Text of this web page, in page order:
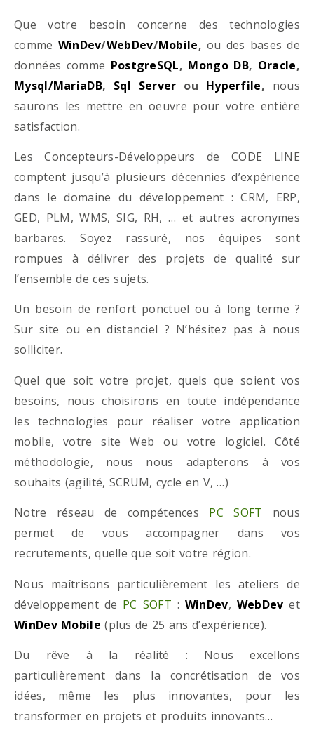
Que votre besoin concerne des technologies
comme WinDev/WebDev/Mobile, ou des bases de
données comme PostgreSQL, Mongo DB, Oracle,
Mysql/MariaDB, Sql Server ou Hyperfile, nous
saurons les mettre en oeuvre pour votre entière
satisfaction.
Les Concepteurs-Développeurs de CODE LINE
comptent jusqu’à plusieurs décennies d’expérience
dans le domaine du développement : CRM, ERP,
GED, PLM, WMS, SIG, RH, … et autres acronymes
barbares. Soyez rassuré, nos équipes sont
rompues à délivrer des projets de qualité sur
l’ensemble de ces sujets.
Un besoin de renfort ponctuel ou à long terme ?
Sur site ou en distanciel ? N’hésitez pas à nous
solliciter.
Quel que soit votre projet, quels que soient vos
besoins, nous choisirons en toute indépendance
les technologies pour réaliser votre application
mobile, votre site Web ou votre logiciel. Côté
méthodologie, nous nous adapterons à vos
souhaits (agilité, SCRUM, cycle en V, …)
Notre réseau de compétences PC SOFT nous
permet de vous accompagner dans vos
recrutements, quelle que soit votre région.
Nous maîtrisons particulièrement les ateliers de
développement de PC SOFT : WinDev, WebDev et
WinDev Mobile (plus de 25 ans d’expérience).
Du rêve à la réalité : Nous excellons
particulièrement dans la concrétisation de vos
idées, même les plus innovantes, pour les
transformer en projets et produits innovants…